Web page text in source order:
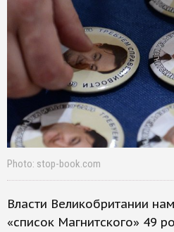
Photo: stop-book.com
Власти Великобритании
«список Магнитского» 49